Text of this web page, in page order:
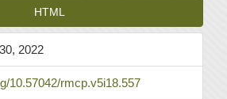
HTML
2022
10.57042/rmcp.v5i18.557